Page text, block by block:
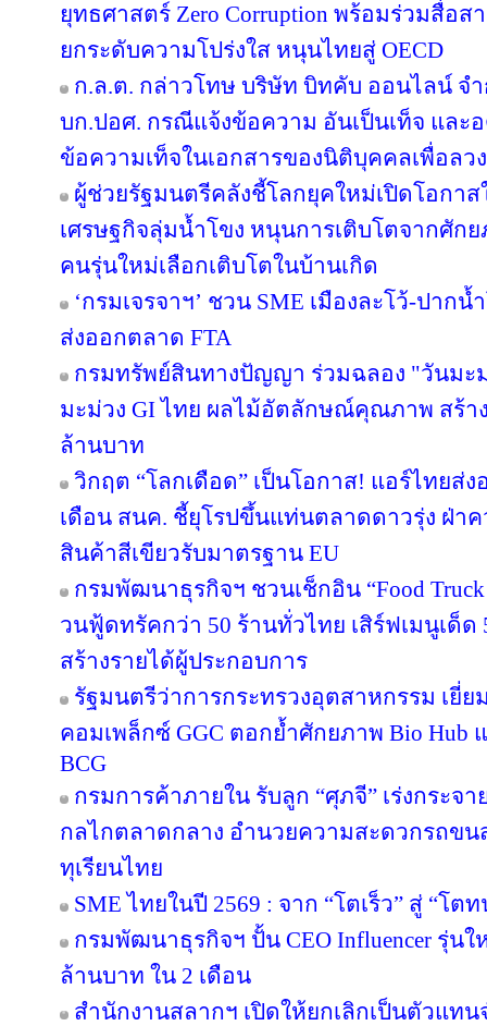
ยุทธศาสตร์ Zero Corruption พร้อมร่วมสื่อ
ยกระดับความโปร่งใส หนุนไทยสู่ OECD
ก.ล.ต. กล่าวโทษ บริษัท บิทคับ ออนไลน์ จ
บก.ปอศ. กรณีแจ้งข้อความ อันเป็นเท็จ แล
ข้อความเท็จในเอกสารของนิติบุคคลเพื่อลว
ผู้ช่วยรัฐมนตรีคลังชี้โลกยุคใหม่เปิดโอกา
เศรษฐกิจลุ่มน้ำโขง หนุนการเติบโตจากศัก
คนรุ่นใหม่เลือกเติบโตในบ้านเกิด
‘กรมเจรจาฯ’ ชวน SME เมืองละโว้-ปา
ส่งออกตลาด FTA
กรมทรัพย์สินทางปัญญา ร่วมฉลอง "วันมะ
มะม่วง GI ไทย ผลไม้อัตลักษณ์คุณภาพ สร้า
ล้านบาท
วิกฤต “โลกเดือด” เป็นโอกาส! แอร์ไทยส่
เดือน สนค. ชี้ยุโรปขึ้นแท่นตลาดดาวรุ่ง ฝ่า
สินค้าสีเขียวรับมาตรฐาน EU
กรมพัฒนาธุรกิจฯ ชวนเช็กอิน “Food Truck
วนฟู้ดทรัคกว่า 50 ร้านทั่วไทย เสิร์ฟเมนูเด็ด
สร้างรายได้ผู้ประกอบการ
รัฐมนตรีว่าการกระทรวงอุตสาหกรรม เยี่
คอมเพล็กซ์ GGC ตอกย้ำศักยภาพ Bio Hub
BCG
กรมการค้าภายใน รับลูก “ศุภจี” เร่งกระจา
กลไกตลาดกลาง อำนวยความสะดวกรถข
ทุเรียนไทย
SME ไทยในปี 2569 : จาก “โตเร็ว” สู่ “โ
กรมพัฒนาธุรกิจฯ ปั้น CEO Influencer รุ่น
ล้านบาท ใน 2 เดือน
สำนักงานสลากฯ เปิดให้ยกเลิกเป็นตัวแทน